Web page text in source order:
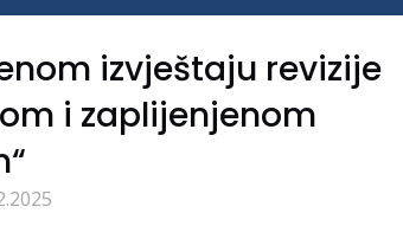
izvještaju revizije
i zaplijenjenom